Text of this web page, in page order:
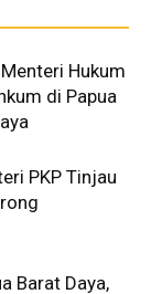
Hukum
di Papua
PKP Tinjau
Barat Daya,